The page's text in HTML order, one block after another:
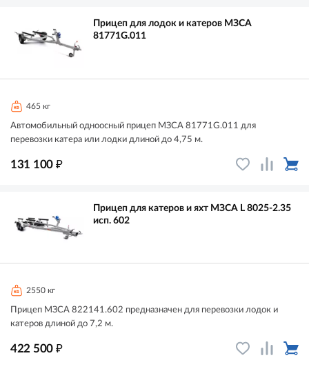
Прицеп для лодок и катеров МЗСА
81771G.011
465 кг
Автомобильный одноосный прицеп МЗСА 81771G.011 для
перевозки катера или лодки длиной до 4,75 м.
131 100 ₽
Прицеп для катеров и яхт МЗСА L 8025-2.35
исп. 602
2550 кг
Прицеп МЗСА 822141.602 предназначен для перевозки лодок и
катеров длиной до 7,2 м.
422 500 ₽